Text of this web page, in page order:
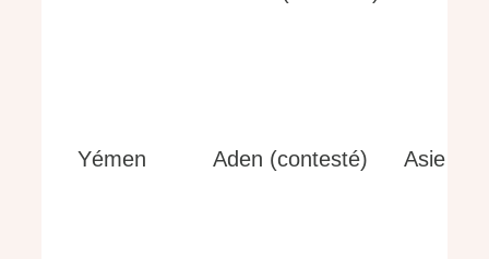
Yémen Aden (contesté) Asie